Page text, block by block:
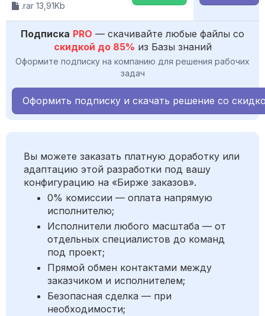
.rar 13,91Kb
Подписка PRO — скачивайте любые файлы со
скидкой до 85% из Базы знаний
Оформите подписку на компанию для решения рабочих
задач
Оформить подписку и скачать решение со
Вы можете заказать платную доработку или
адаптацию этой разработки под вашу
конфигурацию на «Бирже заказов».
0% комиссии — оплата напрямую
исполнителю;
Исполнители любого масштаба — от
отдельных специалистов до команд
под проект;
Прямой обмен контактами между
заказчиком и исполнителем;
Безопасная сделка — при
необходимости;